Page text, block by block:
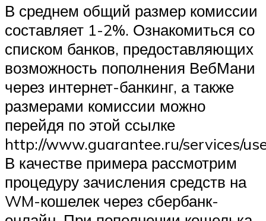
В среднем общий размер комиссии
составляет 1-2%. Ознакомиться со
списком банков, предоставляющих
возможность пополнения ВебМани
через интернет-банкинг, а также
размерами комиссии можно
перейдя по этой ссылке
http://www.guarantee.ru/services/
В качестве примера рассмотрим
процедуру зачисления средств на
WM-кошелек через сбербанк-